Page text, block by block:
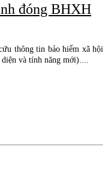
đóng BHXH
thông tin bảo hiểm xã hội
và tính năng mới)....